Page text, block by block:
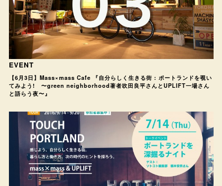
EVENT
【6月3日】Mass×mass Cafe 『自分らしく生きる街 : ポートランドを覗い
てみよう! 〜green neighborhood著者吹田良平さんとUPLIFT一場さん
と語らう夜〜』